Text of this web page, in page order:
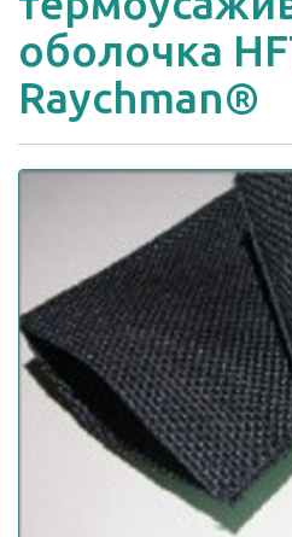
оболочка
Raychman®